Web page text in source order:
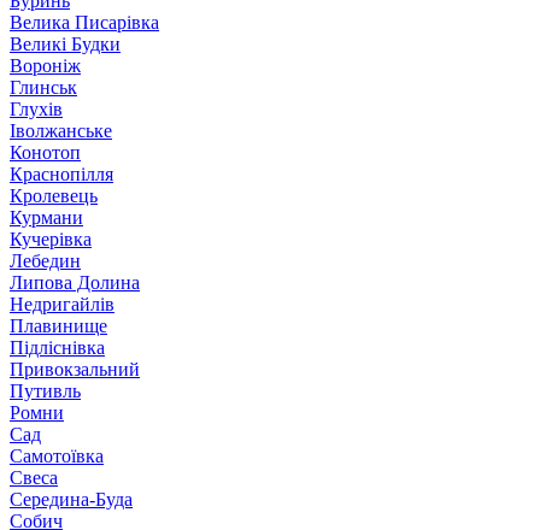
Велика Писарівка
Великі Будки
Вороніж
Глинськ
Глухів
Іволжанське
Конотоп
Краснопілля
Кролевець
Курмани
Кучерівка
Лебедин
Липова Долина
Недригайлів
Плавинище
Підліснівка
Привокзальний
Путивль
Ромни
Сад
Самотоївка
Свеса
Середина-Буда
Собич